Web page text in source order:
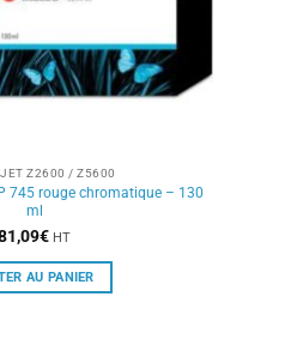
Z2600 / Z5600
745 rouge chromatique – 130
ml
€ HT
AU PANIER